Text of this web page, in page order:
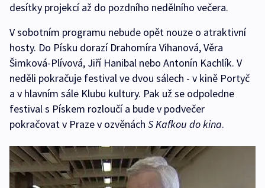
desítky projekcí až do pozdního nedělního večera.
V sobotním programu nebude opět nouze o atraktivní
hosty. Do Písku dorazí Drahomíra Vihanová, Věra
Šimková-Plívová, Jiří Hanibal nebo Antonín Kachlík. V
neděli pokračuje festival ve dvou sálech - v kině Portyč
a v hlavním sále Klubu kultury. Pak už se odpoledne
festival s Pískem rozloučí a bude v podvečer
pokračovat v Praze v ozvěnách S Kafkou do kina.